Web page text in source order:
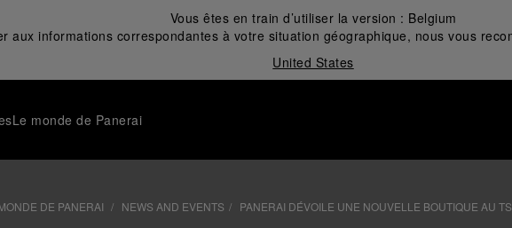
Vous êtes en train d’utiliser la version : Belgium
aux informations correspondantes à votre situation géographique, nous vous
United States
Le monde de Panerai
DE PANERAI NEWS AND EVENTS PANERAI DÉVOILE UNE NOUVELLE BOUTIQUE AU